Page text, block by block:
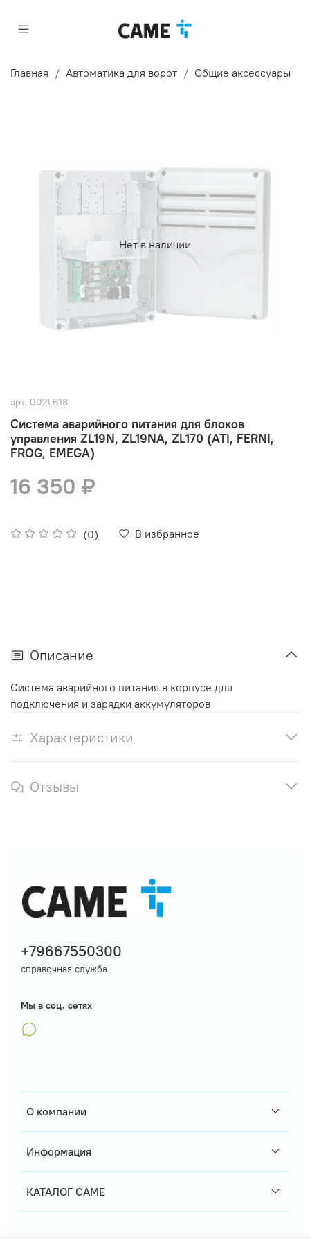
Главная Автоматика для ворот Общие аксессуары
Нет в наличии
арт. 002LB18
Система аварийного питания для блоков
управления ZL19N, ZL19NA, ZL170 (ATI, FERNI,
FROG, EMEGA)
(0) В избранное
16 350 ₽
Описание
Система аварийного питания в корпусе для
подключения и зарядки аккумуляторов
Характеристики
Отзывы
О компании
Информация
КАТАЛОГ CAME
+79667550300
справочная служба
Мы в соц. сетях